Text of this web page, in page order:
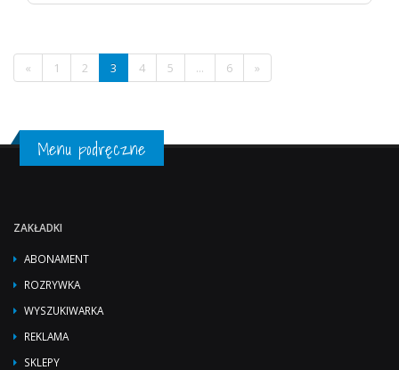
« 1 2 3 4 5 ... 6 »
Menu podręczne
ZAKŁADKI
ABONAMENT
ROZRYWKA
WYSZUKIWARKA
REKLAMA
SKLEPY